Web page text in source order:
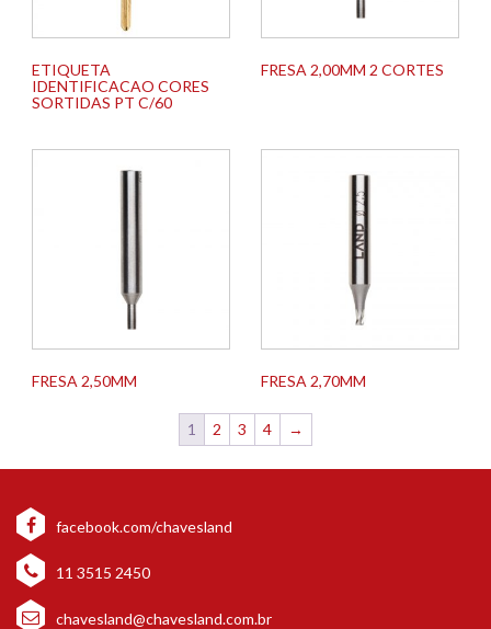
ETIQUETA
IDENTIFICACAO CORES
SORTIDAS PT C/60
FRESA 2,00MM 2 CORTES
FRESA 2,50MM FRESA 2,70MM
1 2 3 4 →
facebook.com/chavesland
11 3515 2450
chavesland@chavesland.com.br